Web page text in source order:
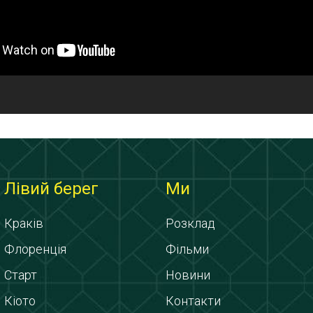
Лівий берег
Краків
Флоренція
Старт
Кіото
Ми
Розклад
Фільми
Новини
Контакти